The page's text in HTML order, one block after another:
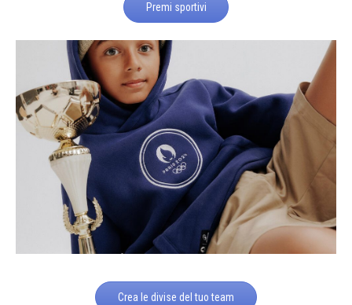
Premi sportivi
Crea le divise del tuo team